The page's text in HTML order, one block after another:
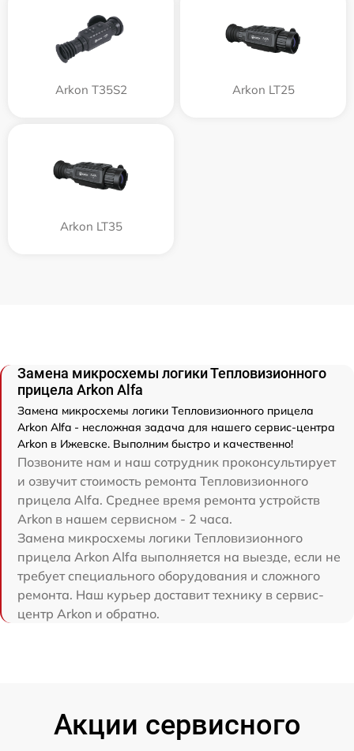
Arkon T35S2 Arkon LT25
Arkon LT35
Замена микросхемы логики Тепловизионного
прицела Arkon Alfa
Замена микросхемы логики Тепловизионного прицела
Arkon Alfa - несложная задача для нашего сервис-центра
Arkon в Ижевске. Выполним быстро и качественно!
Позвоните нам и наш сотрудник проконсультирует
и озвучит стоимость ремонта Тепловизионного
прицела Alfa. Среднее время ремонта устройств
Arkon в нашем сервисном - 2 часа.
Замена микросхемы логики Тепловизионного
прицела Arkon Alfa выполняется на выезде, если не
требует специального оборудования и сложного
ремонта. Наш курьер доставит технику в сервис-
центр Arkon и обратно.
Акции сервисного